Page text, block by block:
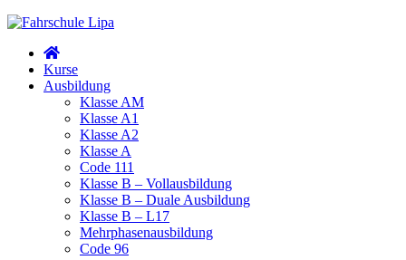
Kurse
Ausbildung
Klasse AM
Klasse A1
Klasse A2
Klasse A
Code 111
Klasse B – Vollausbildung
Klasse B – Duale Ausbildung
Klasse B – L17
Mehrphasenausbildung
Code 96